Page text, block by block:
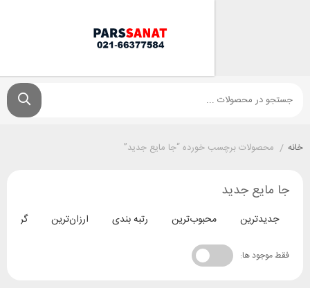
برچسب خورده “جا مایع جدید”
جدید
محبوب‌ترین رتبه بندی ارزان‌ترین گران‌ترین
ها: